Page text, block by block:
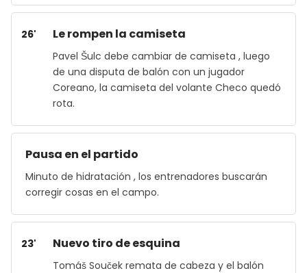
26' Le rompen la camiseta
Pavel Šulc debe cambiar de camiseta , luego
de una disputa de balón con un jugador
Coreano, la camiseta del volante Checo quedó
rota.
Pausa en el partido
Minuto de hidratación , los entrenadores buscarán
corregir cosas en el campo.
23' Nuevo tiro de esquina
Tomáš Souček remata de cabeza y el balón